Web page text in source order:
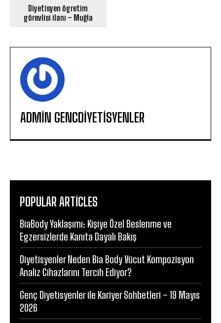
Diyetisyen ögretim
görevlisi ilanı – Muğla
ADMIN GENCDIYETISYENLER
POPULAR ARTICLES
BiaBody Yaklaşımı: Kişiye Özel Beslenme ve
Egzersizlerde Kanıta Dayalı Bakış
Diyetisyenler Neden Bia Body Vücut Kompozisyon
Analiz Cihazlarını Tercih Ediyor?
Genç Diyetisyenler ile Kariyer Sohbetleri – 19 Mayıs
2026